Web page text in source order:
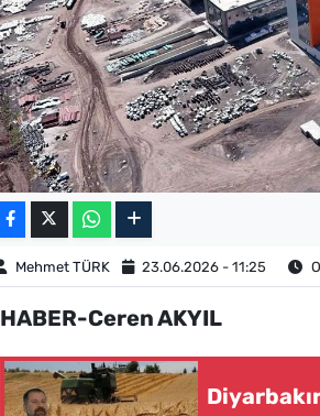
Mehmet TÜRK 23.06.2026 - 11:25
HABER-Ceren AKYIL